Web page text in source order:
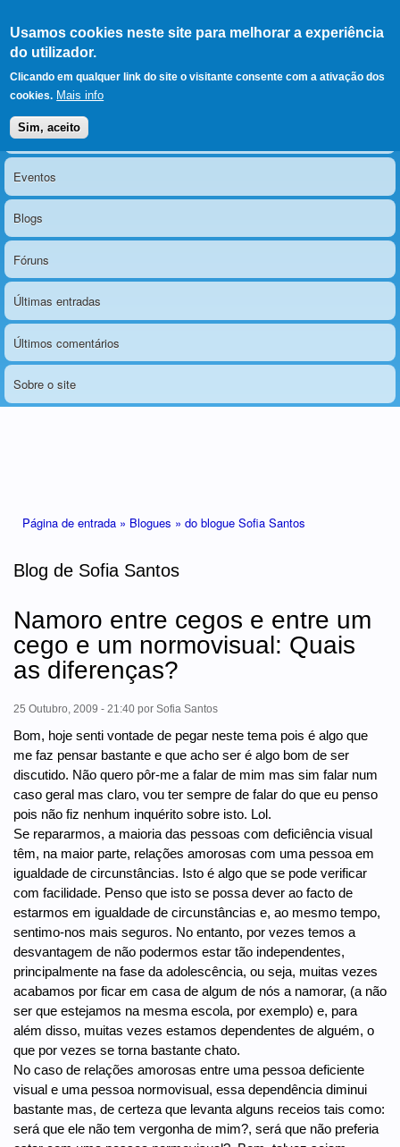
Usamos cookies neste site para melhorar a experiência
do utilizador.
Clicando em qualquer link do site o visitante consente com a ativação dos
cookies. Mais info
Sim, aceito
LERPARAVER , ir para a
página principal
O portal da visão diferente
Menu principal
Notícias
Eventos
Blogs
Fóruns
Últimas entradas
Últimos comentários
Sobre o site
Página de entrada » Blogues » do blogue Sofia Santos
Blog de Sofia Santos
Namoro entre cegos e entre um
cego e um normovisual: Quais
as diferenças?
25 Outubro, 2009 - 21:40 por Sofia Santos
Bom, hoje senti vontade de pegar neste tema pois é algo que
me faz pensar bastante e que acho ser é algo bom de ser
discutido. Não quero pôr-me a falar de mim mas sim falar num
caso geral mas claro, vou ter sempre de falar do que eu penso
pois não fiz nenhum inquérito sobre isto. Lol.
Se repararmos, a maioria das pessoas com deficiência visual
têm, na maior parte, relações amorosas com uma pessoa em
igualdade de circunstâncias. Isto é algo que se pode verificar
com facilidade. Penso que isto se possa dever ao facto de
estarmos em igualdade de circunstâncias e, ao mesmo tempo,
sentimo-nos mais seguros. No entanto, por vezes temos a
desvantagem de não podermos estar tão independentes,
principalmente na fase da adolescência, ou seja, muitas vezes
acabamos por ficar em casa de algum de nós a namorar, (a não
ser que estejamos na mesma escola, por exemplo) e, para
além disso, muitas vezes estamos dependentes de alguém, o
que por vezes se torna bastante chato.
No caso de relações amorosas entre uma pessoa deficiente
visual e uma pessoa normovisual, essa dependência diminui
bastante mas, de certeza que levanta alguns receios tais como:
será que ele não tem vergonha de mim?, será que não preferia